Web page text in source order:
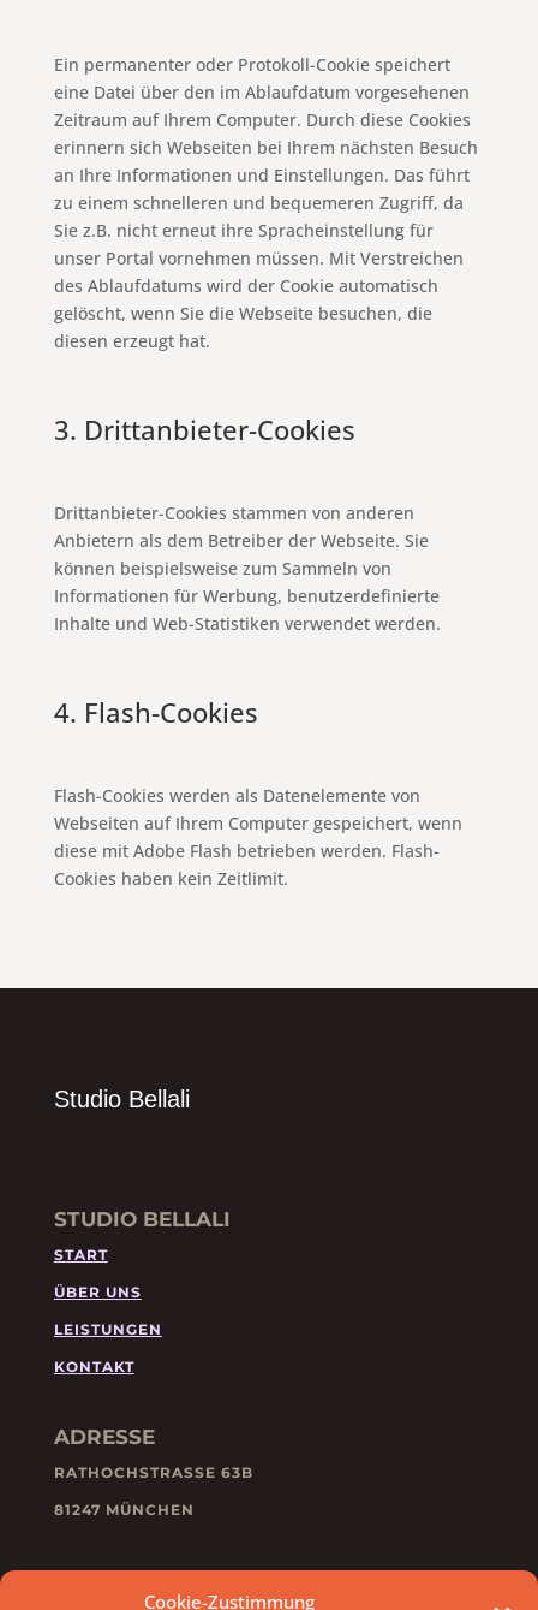
Cookie-Zustimmung
Ein permanenter oder Protokoll-Cookie speichert
eine Datei über den im Ablaufdatum vorgesehenen
Zeitraum auf Ihrem Computer. Durch diese Cookies
erinnern sich Webseiten bei Ihrem nächsten Besuch
an Ihre Informationen und Einstellungen. Das führt
zu einem schnelleren und bequemeren Zugriff, da
Sie z.B. nicht erneut ihre Spracheinstellung für
unser Portal vornehmen müssen. Mit Verstreichen
des Ablaufdatums wird der Cookie automatisch
gelöscht, wenn Sie die Webseite besuchen, die
diesen erzeugt hat.
3. Drittanbieter-Cookies
Drittanbieter-Cookies stammen von anderen
Anbietern als dem Betreiber der Webseite. Sie
können beispielsweise zum Sammeln von
Informationen für Werbung, benutzerdefinierte
Inhalte und Web-Statistiken verwendet werden.
4. Flash-Cookies
Flash-Cookies werden als Datenelemente von
Webseiten auf Ihrem Computer gespeichert, wenn
diese mit Adobe Flash betrieben werden. Flash-
Cookies haben kein Zeitlimit.
Studio Bellali
STUDIO BELLALI
START
ÜBER UNS
LEISTUNGEN
KONTAKT
ADRESSE
RATHOCHSTRASSE 63B
81247 MÜNCHEN